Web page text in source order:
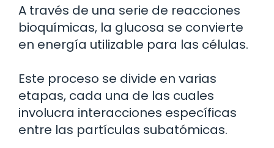
A través de una serie de reacciones
bioquímicas, la glucosa se convierte
en energía utilizable para las células.
Este proceso se divide en varias
etapas, cada una de las cuales
involucra interacciones específicas
entre las partículas subatómicas.